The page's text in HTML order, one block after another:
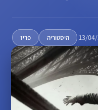
13/
| היסטוריה פריז